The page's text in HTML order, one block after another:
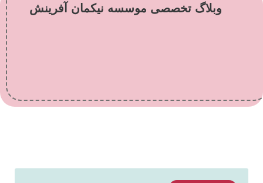
وبلاگ تخصصی موسسه نیکمان آفرینش